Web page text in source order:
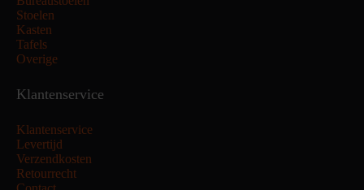
Stoelen
Kasten
Tafels
Overige
Klantenservice
Klantenservice
Levertijd
Verzendkosten
Retourrecht